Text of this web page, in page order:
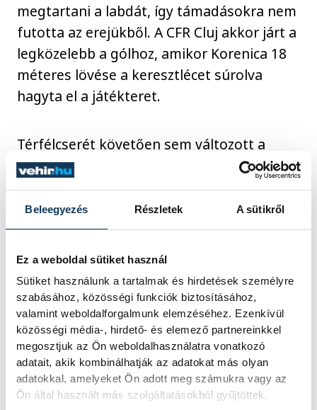
Beleegyezés Részletek A sütikről
Ez a weboldal sütiket használ
Sütiket használunk a tartalmak és hirdetések személyre
szabásához, közösségi funkciók biztosításához,
valamint weboldalforgalmunk elemzéséhez. Ezenkívül
közösségi média-, hirdető- és elemező partnereinkkel
megosztjuk az Ön weboldalhasználatra vonatkozó
adatait, akik kombinálhatják az adatokat más olyan
adatokkal, amelyeket Ön adott meg számukra vagy az
Ön által használt más szolgáltatásokból gyűjtöttek.
megtartani a labdát, így támadásokra nem
futotta az erejükből. A CFR Cluj akkor járt a
legközelebb a gólhoz, amikor Korenica 18
méteres lövése a keresztlécet súrolva
hagyta el a játékteret.
Térfélcserét követően sem változott a
játék képe, a magyar együttesnek komoly
problémát okozott a labdabirtoklás és
ezáltal a támadásépítés. A román rivális
viszont továbbra sem tudta gólra váltani a
fölényét, ebben komoly szerepe volt a
az 54. percben addigi legnagyobb védését
mutatta be. A Paks legnagyobb lehetősége
egy 18 méteres szabadrúgás volt, amelyből
ugyan nem lett gól, de legalább megvolt az
első kaput eltaláló próbálkozása, amire
majdnem egy órát kellett várni. A